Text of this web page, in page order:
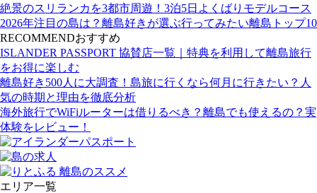
絶景のスリランカを3都市周遊！3泊5日よくばりモデルコース
2026年注目の島は？離島好きが選ぶ行ってみたい離島トップ10
RECOMMENDおすすめ
ISLANDER PASSPORT 協賛店一覧｜特典を利用して離島旅行
をお得に楽しむ
離島好き500人に大調査！島旅に行くなら何月に行きたい？人
気の時期と理由を徹底分析
海外旅行でWiFiルーターは借りるべき？離島でも使えるの？実
体験をレビュー！
エリア一覧